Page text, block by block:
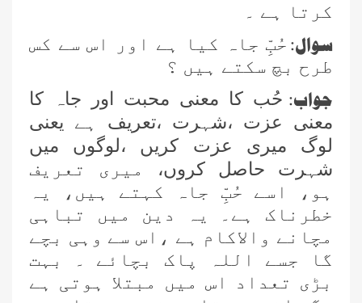
کرتا ہے ۔
سوال: حُبِّ جاہ کیا ہے اور اس سے کس
طرح بچ سکتے ہیں ؟
جواب: حُب کا معنی محبت اور جاہ کا
معنی عزت ،شہرت ،تعریف ہے یعنی
لوگ میری عزت کریں ،لوگوں میں
شہرت حاصل کروں،
میری تعریف
ہو، اسے حُبِّ جاہ کہتے ہیں، یہ
خطرناک ہے۔ یہ دین میں تباہی
مچانے والاکام ہے ،اس سے وہی بچے
گا جسے اللہ پاک بچائے ۔ بہت
بڑی تعداد اس میں مبتلا ہوتی ہے